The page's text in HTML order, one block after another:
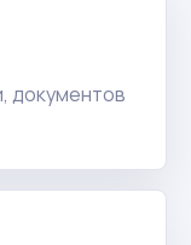
документов